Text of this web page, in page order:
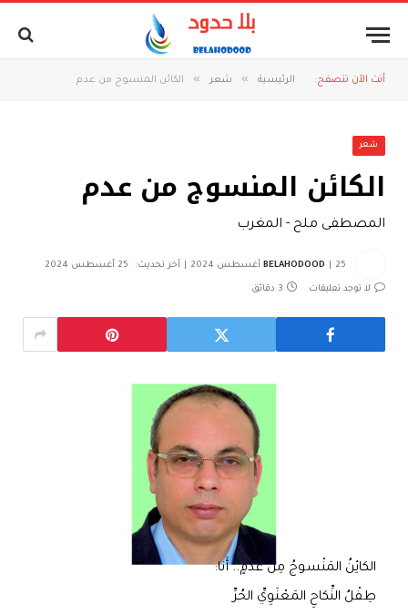
أنت الآن تتصفح: الرئيسية » شعر » الكائن المنسوج من عدم
شعر
الكائن المنسوج من عدم
المصطفى ملح - المغرب
BELAHODOOD 25 أغسطس 2024 آخر تحديث: 25 أغسطس 2024
لا توجد تعليقات 3 دقائق
الكائِنُ المَنْسوجُ مِنْ عَدَمٍ.. أَنا:
طِفْلُ النِّكاحِ المَعْنَوِيِّ الحُرِّ